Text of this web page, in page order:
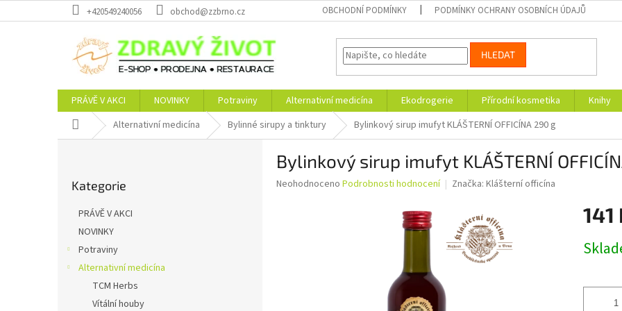
na
+420549240056 obchod@zzbrno.cz OBCHODNÍ PODMÍNKY PODMÍNKY OCHRANY OSOBNÍCH ÚDAJŮ
HLEDAT
PRÁVĚ V AKCI NOVINKY Potraviny Alternativní medicína Ekodrogerie Přírodní kosmetika Knihy
Domů Alternativní medicína Bylinné sirupy a tinktury Bylinkový sirup imufyt KLÁŠTERNÍ OFFICÍNA 290 g
kategorie
Kategorie
PRÁVĚ V AKCI
NOVINKY
Potraviny
Alternativní medicína
TCM Herbs
Vítální houby
Bylinkový sirup imufyt KLÁŠTERNÍ
Průměrné
Neohodnoceno Podrobnosti hodnocení Značka: Klášterní officína
141
cena: